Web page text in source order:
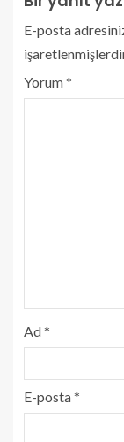
E-posta
Yorum*
Ad*
E-posta*